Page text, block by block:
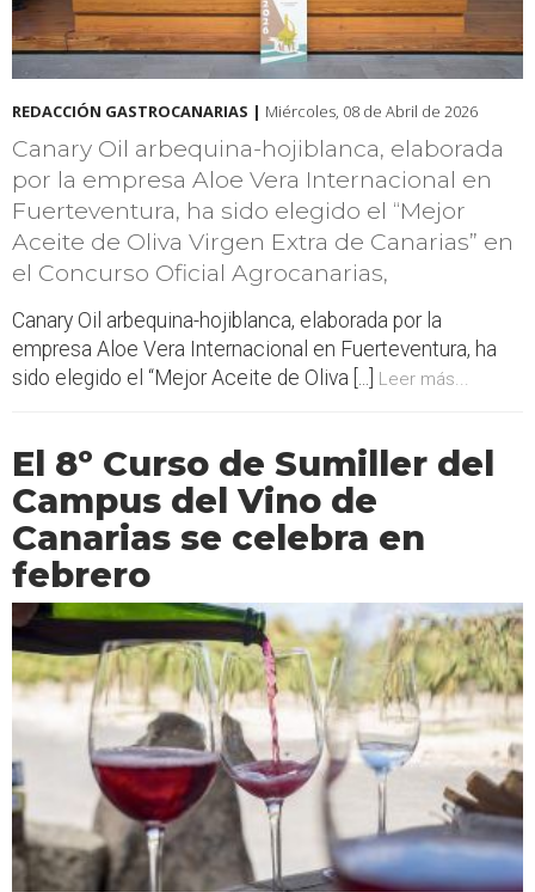
REDACCIÓN GASTROCANARIAS | Miércoles, 08 de Abril de 2026
Canary Oil arbequina-hojiblanca, elaborada
por la empresa Aloe Vera Internacional en
Fuerteventura, ha sido elegido el “Mejor
Aceite de Oliva Virgen Extra de Canarias” en
el Concurso Oficial Agrocanarias,
Canary Oil arbequina-hojiblanca, elaborada por la
empresa Aloe Vera Internacional en Fuerteventura, ha
sido elegido el “Mejor Aceite de Oliva [...]
Leer más...
El 8º Curso de Sumiller del
Campus del Vino de
Canarias se celebra en
febrero